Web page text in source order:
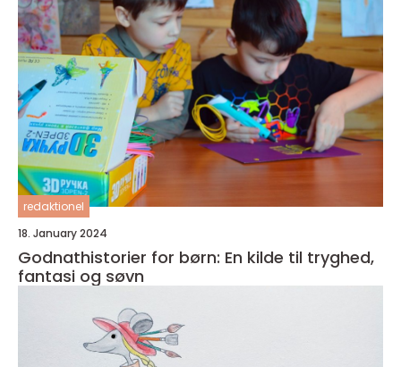
redaktionel
18. January 2024
Godnathistorier for børn: En kilde til tryghed,
fantasi og søvn